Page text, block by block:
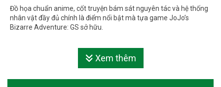
Đồ họa chuẩn anime, cốt truyện bám sát nguyên tác và hệ thống
nhân vật đầy đủ chính là điểm nổi bật mà tựa game JoJo’s
Bizarre Adventure: GS sở hữu.
Xem thêm